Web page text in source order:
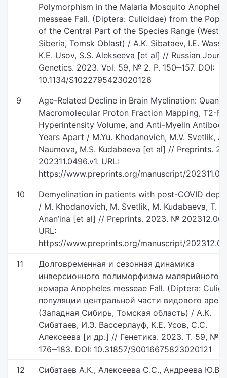
Polymorphism in the Malaria Mosquito
messeae Fall. (Diptera: Culicidae) from the
of the Central Part of the Species Range
Siberia, Tomsk Oblast) / A.K. Sibataev, I.E.
K.E. Usov, S.S. Alekseeva [et al] // Russian
Genetics. 2023. Vol. 59, № 2. P. 150‒157. DOI:
10.1134/S1022795423020126
9
Age-Related Decline in Brain Myelination:
Macromolecular Proton Fraction Mapping, T2-
Hyperintensity Volume, and Anti-Myelin
Years Apart / M.Yu. Khodanovich, M.V. Svetlik,
Naumova, M.S. Kudabaeva [et al] // Preprints.
202311.0496.v1. URL:
https://www.preprints.org/manuscript/
10
Demyelination in patients with post-COVID
/ M. Khodanovich, M. Svetlik, M. Kudabaeva, T.
Anan’ina [et al] // Preprints. 2023. №
URL:
https://www.preprints.org/manuscript/
11
Долговременная и сезонная динамика
инверсионного полиморфизма малярийного
комара Anopheles messeae Fall. (Diptera:
популяции центральной части видового
(Западная Сибирь, Томская область) / А.К.
Сибатаев, И.Э. Вассерлауф, К.Е. Усов, С.С.
Алексеева [и др.] // Генетика. 2023. Т. 59, №
176‒183. DOI: 10.31857/S0016675823020121
12
Сибатаев А.К., Алексеева С.С., Андреева Ю.В.,